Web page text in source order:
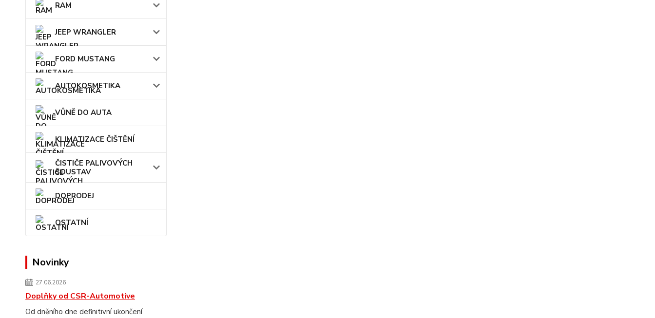
RAM
JEEP WRANGLER
FORD MUSTANG
AUTOKOSMETIKA
VŮNĚ DO AUTA
KLIMATIZACE ČIŠTĚNÍ
ČISTIČE PALIVOVÝCH
SOUSTAV
DOPRODEJ
OSTATNÍ
Novinky
27.06.2026
Doplňky od CSR-Automotive
Od dněního dne definitivní ukončení